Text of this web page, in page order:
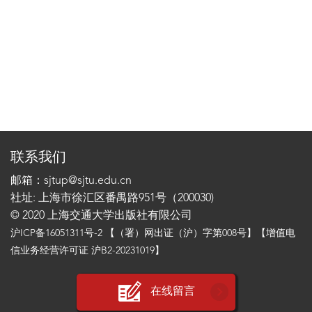
联系我们
邮箱：sjtup@sjtu.edu.cn
社址: 上海市徐汇区番禺路951号（200030)
© 2020 上海交通大学出版社有限公司
沪ICP备16051311号-2 【（署）网出证（沪）字第008号】【增值电
信业务经营许可证 沪B2-20231019】
在线留言